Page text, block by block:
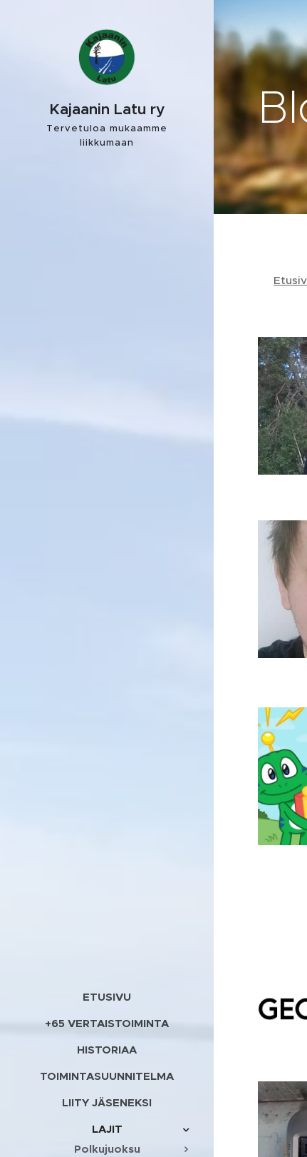
Kajaanin Latu ry
Tervetuloa mukaamme
liikkumaan
ETUSIVU
+65 VERTAISTOIMINTA
HISTORIAA
TOIMINTASUUNNITELMA
LIITY JÄSENEKSI
LAJIT
Polkujuoksu